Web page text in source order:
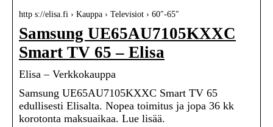
http s://elisa.fi › Kauppa › Televisiot › 60″-65″
Samsung UE65AU7105KXXC
Smart TV 65 – Elisa
Elisa – Verkkokauppa
Samsung UE65AU7105KXXC Smart TV 65
edullisesti Elisalta. Nopea toimitus ja jopa 36 kk
korotonta maksuaikaa. Lue lisää.